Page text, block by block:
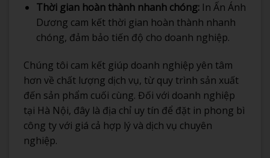
Thời gian hoàn thành nhanh chóng:In Ấn Ánh
Dương cam kết thời gian hoàn thành nhanh
chóng, đảm bảo tiến độ cho doanh nghiệp.
Chúng tôi cam kết giúp doanh nghiệp yên tâm
hơn về chất lượng dịch vụ, từ quy trình sản xuất
đến sản phẩm cuối cùng. Đối với doanh nghiệp
tại Hà Nội, đây là địa chỉ uy tín để đặt in phong bì
công ty với giá cả hợp lý và dịch vụ chuyên
nghiệp.